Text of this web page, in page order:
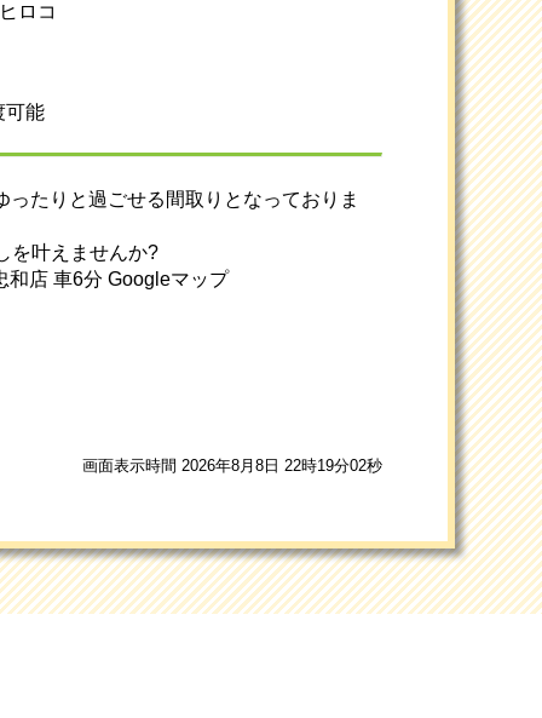
ロコ
可能
たりと過ごせる間取りとなっておりま
叶えませんか?
店 車6分 Googleマップ
画面表示時間 2026年8月8日 22時19分02秒